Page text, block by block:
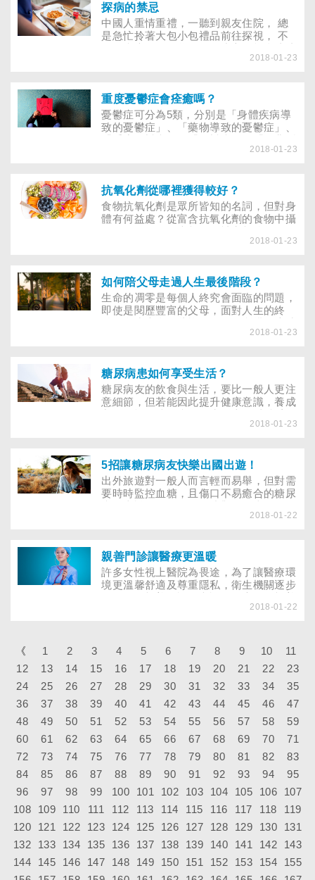
已經和過去有很大的不同，除了更人性化
的飲食控制，針對現代人不運動的生活習
慣，新的血糖管理原則在運動及藥物治療
方面，都有了新的建議。
探病的禁忌
中國人重情重禮，一聽到親友住院， 總
是急忙拎著大包小包禮品前往探視， 不
病人不便， 合宜的禮節、禮品才能讓病
壓力大，加上飲食西化，造成營養失衡；
長期使用電腦、運動不足；還有意外事故
頻傳，造成各大醫院人滿為患，甚至是一
床難求。
2018-01-23
重度憂鬱症會痊癒嗎？
憂鬱症可分為5類，分別是「身體疾病導
致的憂鬱症」、「藥物導致的憂鬱症」、
憂鬱症」。除了身體疾病與藥物導致的憂
將不易痊癒且有慢性化的可能。 匈牙利
布達佩斯的國家精神神經研究中心，最近
發表重度憂鬱症患者2年追蹤研究的預測
指標，共完成117位個案，其中83位症狀
2018-01-23
抗氧化劑從哪裡獲得較好？
食物抗氧化劑是眾所皆知的名詞，但對身
體有何益處？從富含抗氧化劑的食物中攝
靠？消費者常難以取決。 在說明身體為
可能會與身體的化合物反應，產生高度不
穩定的自由基。自由基是一個或一群原
子，會破壞細胞、免疫系統，導致感染或
細胞退化與病變。
2018-01-23
如何陪父母走過人生最後階段？
生命的凋零是每個人終究會面臨的問題，
即使是閱歷豐富的父母，面對人生的終
子女可以從旁給予哪些協助，讓他們平靜
母老了，氣弱體衰，這時候子女該如何照
顧他們？年老父母免不了老化、病痛，當
父母面對死亡時，子女又該如何陪伴他們
走過人生最後階段？看看以下三個實例，
2018-01-23
糖尿病患如何享受生活？
糖尿病友的飲食與生活，要比一般人更注
意細節，但若能因此提升健康意識，養成
自在！60歲的蘇阿姨患有糖尿病10多年
點起來運動，遵奉少鹽、少糖、高纖維的
飲食原則，她很有心得地說「我和這老朋
友一直和平相處著，它改造了我的生活習
慣，讓我過得更健康！」
2018-01-23
5招讓糖尿病友快樂出國出遊！
出外旅遊對一般人而言輕而易舉，但對需
要時時監控血糖，且傷口不易癒合的糖尿
夢想，到底糖尿病友要注意什麼，才能平
國人最喜愛的休閒娛樂之一，但是患有糖
尿病的朋友，卻常擔心手足容易受傷，或
在旅途中血糖無法控制，視長途旅行為畏
2018-01-22
親善門診讓醫療更溫暖
許多女性視上醫院為畏途，為了讓醫療環
境更溫馨舒適及尊重隱私，衛生機關逐步
門診有多體貼？民眾到哪才能享受到這些
在陌生的環境中寬衣解帶的尷尬外，還要
人面前，向醫師報告自己的月經週期及一
些極私人的病況，種種窘況都讓婦女覺得
不夠受到尊重。
2018-01-22
《 1 2 3 4 5 6 7 8 9 10
11
12
13 14 15 16 17 18 19 20 21 22
23
24
25 26 27 28 29 30 31 32 33 34
35
36
37 38 39 40 41 42 43 44 45 46
47
48
49 50 51 52 53 54 55 56 57 58
59
60
61 62 63 64 65 66 67 68 69 70
71
72
73 74 75 76 77 78 79 80 81 82
83
84
85 86 87 88 89 90 91 92 93 94
95
96
97 98 99 100 101 102 103 104 105 106
107
108
109 110 111 112 113 114 115 116 117 118
119
120
121 122 123 124 125 126 127 128 129 130
131
132
133 134 135 136 137 138 139 140 141 142
143
144
145 146 147 148 149 150 151 152 153 154
155